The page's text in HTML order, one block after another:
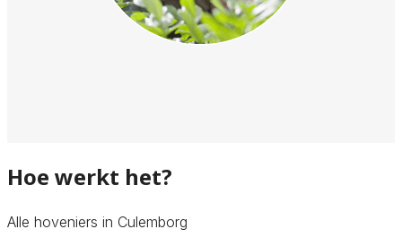
Hoe werkt het?
Alle hoveniers in Culemborg